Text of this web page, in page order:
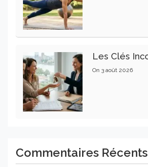
On 3 août 2026
Commentaires Récents